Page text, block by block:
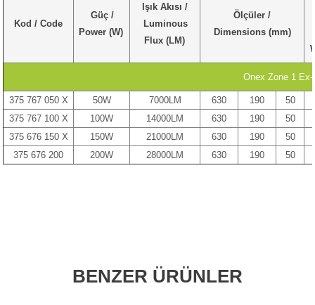
Kod / Code
Güç /
Power (W)
Işık Akısı /
Luminous
Flux (LM)
Ölçüler /
Dimensions (mm)
Onex Zone 1
375 767 050 X 50W 7000LM 630 190
50
375 767 100 X
100W 14000LM 630 190
50
375 676 150 X
150W 21000LM 630 190
50
375 676 200
200W 28000LM 630 190 50
BENZER ÜRÜNLER